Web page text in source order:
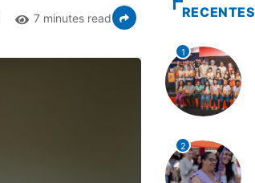
7 minutes read RECENTES
1
2